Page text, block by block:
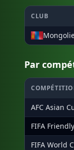
CLUB
Par
AFC Asian
FIFA
FIFA World